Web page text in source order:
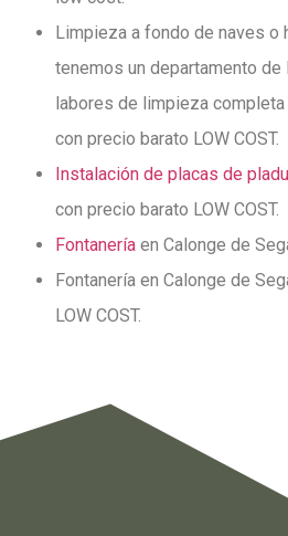
Limpieza a fondo de naves o
tenemos un departamento
labores de limpieza completa
con precio barato LOW COST.
Instalación de placas de
con precio barato LOW COST.
Fontanería en Calonge de
Fontanería en Calonge de
LOW COST.